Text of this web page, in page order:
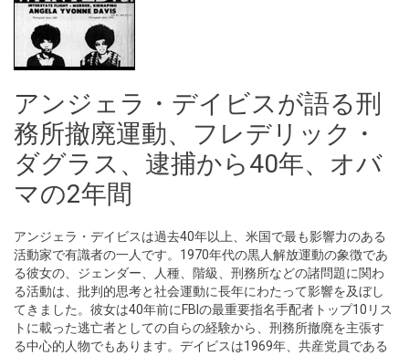
アンジェラ・デイビスが語る刑
務所撤廃運動、フレデリック・
ダグラス、逮捕から40年、オバ
マの2年間
アンジェラ・デイビスは過去40年以上、米国で最も影響力のある
活動家で有識者の一人です。1970年代の黒人解放運動の象徴であ
る彼女の、ジェンダー、人種、階級、刑務所などの諸問題に関わ
る活動は、批判的思考と社会運動に長年にわたって影響を及ぼし
てきました。彼女は40年前にFBIの最重要指名手配者トップ10リス
トに載った逃亡者としての自らの経験から、刑務所撤廃を主張す
る中心的人物でもあります。デイビスは1969年、共産党員である